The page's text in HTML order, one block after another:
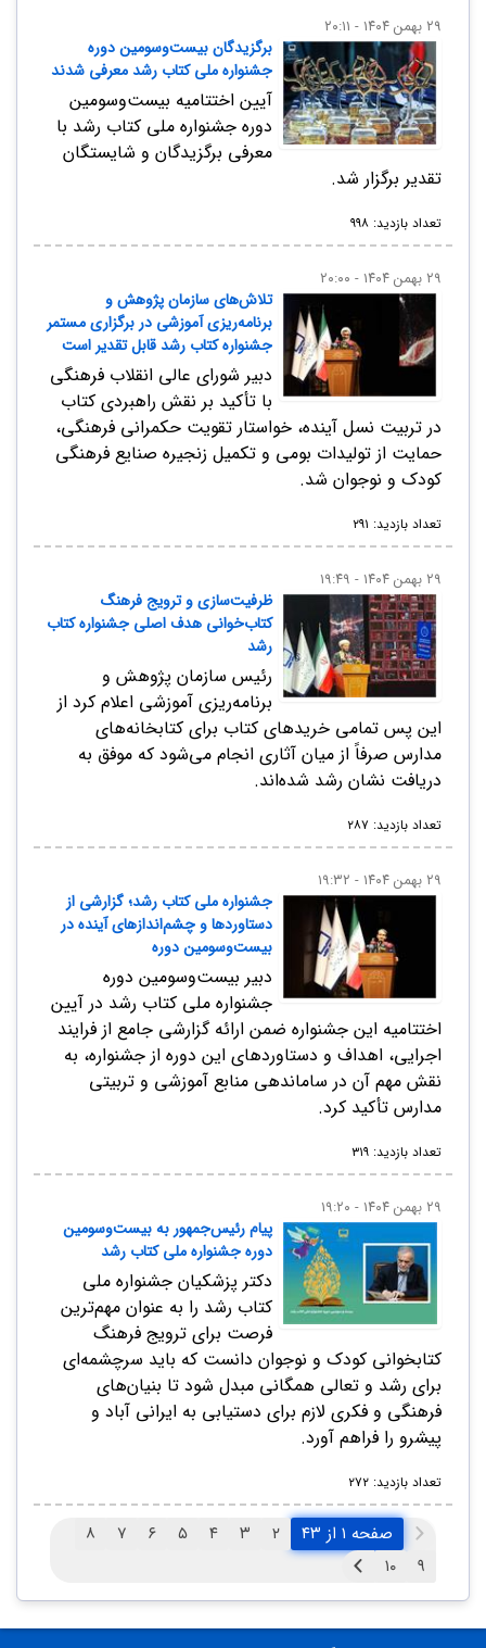
۲۹ بهمن ۱۴۰۴ - ۲۰:۱۱
برگزیدگان بیست‌وسومین دوره
جشنواره ملی کتاب رشد معرفی شدند
آیین اختتامیه بیست‌وسومین
دوره جشنواره ملی کتاب رشد با
معرفی برگزیدگان و شایستگان
تقدیر برگزار شد.
تعداد بازدید: ۹۹۸
۲۹ بهمن ۱۴۰۴ - ۲۰:۰۰
تلاش‌های سازمان پژوهش و
برنامه‌ریزی آموزشی در برگزاری مستمر
جشنواره کتاب رشد قابل تقدیر است
دبیر شورای عالی انقلاب فرهنگی
با تأکید بر نقش راهبردی کتاب
در تربیت نسل آینده، خواستار تقویت حکمرانی فرهنگی،
حمایت از تولیدات بومی و تکمیل زنجیره صنایع فرهنگی
کودک و نوجوان شد.
تعداد بازدید: ۲۹۱
۲۹ بهمن ۱۴۰۴ - ۱۹:۴۹
ظرفیت‌سازی و ترویج فرهنگ
کتاب‌خوانی هدف اصلی جشنواره کتاب
رشد
رئیس سازمان پژوهش و
برنامه‌ریزی آموزشی اعلام کرد از
این پس تمامی خریدهای کتاب برای کتابخانه‌های
مدارس صرفاً از میان آثاری انجام می‌شود که موفق به
دریافت نشان رشد شده‌اند.
تعداد بازدید: ۲۸۷
۲۹ بهمن ۱۴۰۴ - ۱۹:۳۲
جشنواره ملی کتاب رشد؛ گزارشی از
دستاوردها و چشم‌اندازهای آینده در
بیست‌و‌سومین دوره
دبیر بیست‌و‌سومین دوره
جشنواره ملی کتاب رشد در آیین
اختتامیه این جشنواره ضمن ارائه گزارشی جامع از فرایند
اجرایی، اهداف و دستاوردهای این دوره از جشنواره، به
نقش مهم آن در ساماندهی منابع آموزشی و تربیتی
مدارس تأکید کرد.
تعداد بازدید: ۳۱۹
۲۹ بهمن ۱۴۰۴ - ۱۹:۲۰
پیام رئیس‌جمهور به بیست‌وسومین
دوره جشنواره ملی کتاب رشد
دکتر پزشکیان جشنواره ملی
کتاب رشد را به عنوان مهم‌ترین
فرصت برای ترویج فرهنگ
کتابخوانی کودک و نوجوان دانست که باید سرچشمه‌ای
برای رشد و تعالی همگانی مبدل شود تا بنیان‌های
فرهنگی و فکری لازم برای دستیابی به ایرانی آباد و
پیشرو را فراهم آورد.
تعداد بازدید: ۲۷۲
صفحه ۱ از ۴۳